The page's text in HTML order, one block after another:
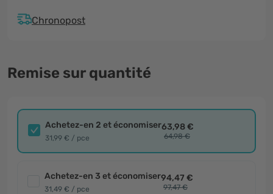
Chronopost
Remise sur quantité
Achetez-en 2 et économiser
31,99 € / pce
63,98 €
64,98 €
Achetez-en 3 et économiser
31,49 € / pce
94,47 €
97,47 €